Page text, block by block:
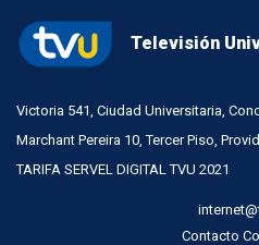
Televisión
Victoria 541, Ciudad Universitaria,
Marchant Pereira 10, Tercer Piso,
TARIFA SERVEL DIGITAL TVU 2021
Contacto